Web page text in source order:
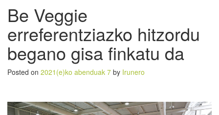
Be Veggie
erreferentziazko hitzordu
begano gisa finkatu da
Posted on 2021(e)ko abenduak 7 by Irunero